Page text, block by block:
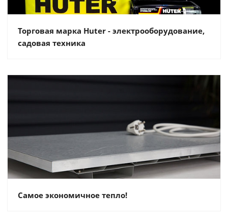
Торговая марка Huter - электрооборудование,
садовая техника
Самое экономичное тепло!